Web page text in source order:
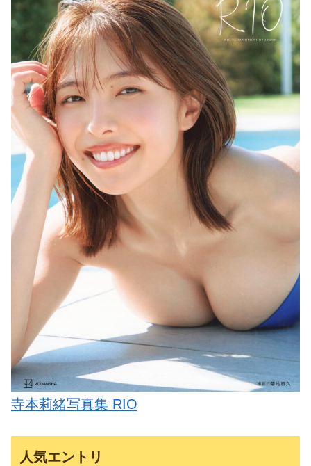
寺本莉緒写真集 RIO
人気エントリ